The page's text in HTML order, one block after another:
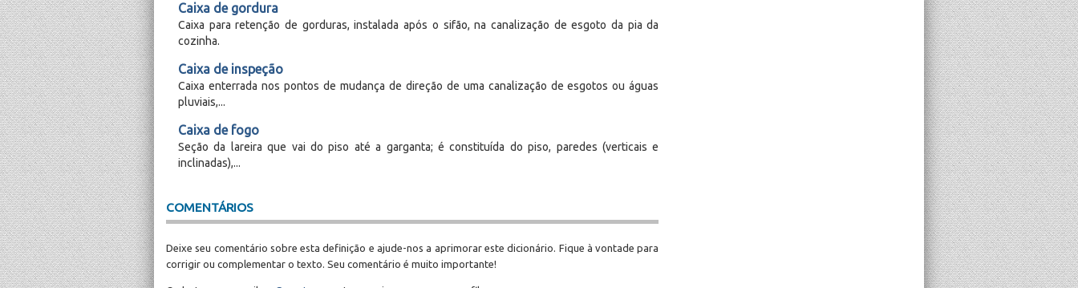
Caixa de gordura
Caixa para retenção de gorduras, instalada após o sifão, na canalização de esgoto da pia da
cozinha.
Caixa de inspeção
Caixa enterrada nos pontos de mudança de direção de uma canalização de esgotos ou águas
pluviais,...
Caixa de fogo
Seção da lareira que vai do piso até a garganta; é constituída do piso, paredes (verticais e
inclinadas),...
COMENTÁRIOS
Deixe seu comentário sobre esta definição e ajude-nos a aprimorar este dicionário. Fique à vontade para
corrigir ou complementar o texto. Seu comentário é muito importante!